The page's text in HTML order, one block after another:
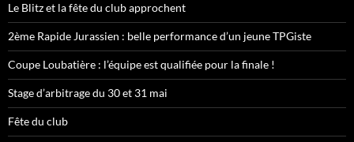
Le Blitz et la fête du club approchent
2ème Rapide Jurassien : belle performance d’un jeune TPGiste
Coupe Loubatière : l’équipe est qualifiée pour la finale !
Stage d’arbitrage du 30 et 31 mai
Fête du club